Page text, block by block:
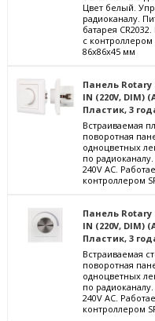
Цвет белый.
радиоканалу.
батарея
с контроллером
86х86х45 мм
Панель Rotary
IN (220V, DIM)
Пластик, 3
Встраиваемая
поворотная
одноцветных
по
240V AC.
контроллером
Панель Rotary
IN (220V, DIM)
Пластик, 3
Встраиваемая
поворотная
одноцветных
по
240V AC.
контроллером